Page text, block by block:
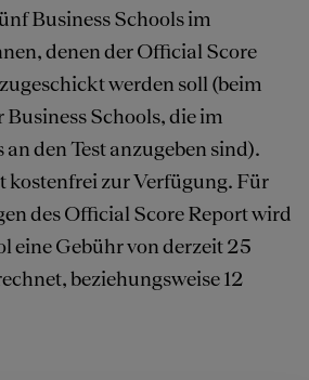
Business Schools im
denen der Official Score
werden soll (beim
Schools, die im
den Test anzugeben sind).
kostenfrei zur Verfügung. Für
des Official Score Report wird
eine Gebühr von derzeit 25
beziehungsweise 12